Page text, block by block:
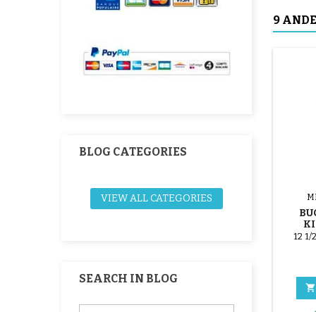
BLOG CATEGORIES
VIEW ALL CATEGORIES
SEARCH IN BLOG
9
12 1/
